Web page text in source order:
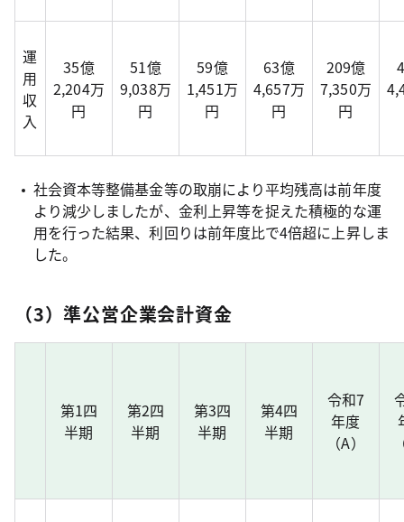
運
用
収
入
35億
2,204万
円
51億
9,038万
円
59億
1,451万
円
63億
4,657万
円
209億
7,350万
円
社会資本等整備基金等の取崩により平均残高は前年度
より減少しましたが、金利上昇等を捉えた積極的な運
用を行った結果、利回りは前年度比で4倍超に上昇しま
した。
（3）準公営企業会計資金
第1四
半期
第2四
半期
第3四
半期
第4四
半期
令和7
年度
（A）